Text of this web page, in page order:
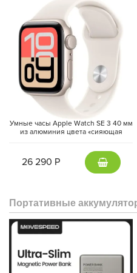
Умные часы Apple Watch SE 3 40 мм
из алюминия цвета «сияющая
«сияющая звезда» (S/M)
26 290 Р
Портативные